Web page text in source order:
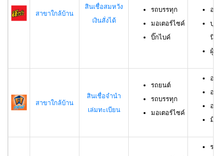
สาขาใกล้บ้าน
สินเชื่อสมหวัง
เงินสั่งได้
รถบรรทุก
มอเตอร์ไซค์
บิ๊กไบค์
อา
บุค
นิติ
ผู้กู้
สาขาใกล้บ้าน
สินเชื่อจำนำ
เล่มทะเบียน
รถยนต์
รถบรรทุก
มอเตอร์ไซค์
อา
อา
อา
มีชื่
รถ